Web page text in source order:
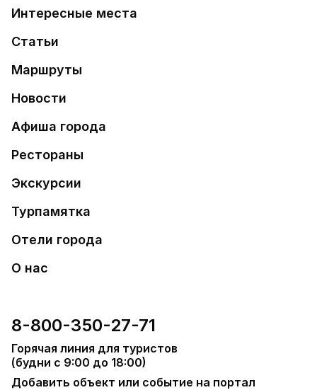
Интересные места
Статьи
Маршруты
Новости
Афиша города
Рестораны
Экскурсии
Турпамятка
Отели города
О нас
8-800-350-27-71
Горячая линия для туристов
(будни с 9:00 до 18:00)
Добавить объект или событие на портал